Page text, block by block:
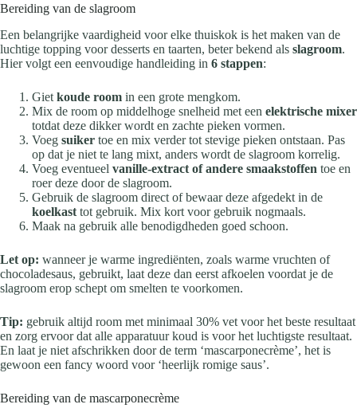
Bereiding van de slagroom
Een belangrijke vaardigheid voor elke thuiskok is het maken van de
luchtige topping voor desserts en taarten, beter bekend als slagroom.
Hier volgt een eenvoudige handleiding in 6 stappen:
Giet koude room in een grote mengkom.
Mix de room op middelhoge snelheid met een elektrische mixer
totdat deze dikker wordt en zachte pieken vormen.
Voeg suiker toe en mix verder tot stevige pieken ontstaan. Pas
op dat je niet te lang mixt, anders wordt de slagroom korrelig.
Voeg eventueel vanille-extract of andere smaakstoffen toe en
roer deze door de slagroom.
Gebruik de slagroom direct of bewaar deze afgedekt in de
koelkast tot gebruik. Mix kort voor gebruik nogmaals.
Maak na gebruik alle benodigdheden goed schoon.
Let op: wanneer je warme ingrediënten, zoals warme vruchten of
chocoladesaus, gebruikt, laat deze dan eerst afkoelen voordat je de
slagroom erop schept om smelten te voorkomen.
Tip: gebruik altijd room met minimaal 30% vet voor het beste resultaat
en zorg ervoor dat alle apparatuur koud is voor het luchtigste resultaat.
En laat je niet afschrikken door de term ‘mascarponecrème’, het is
gewoon een fancy woord voor ‘heerlijk romige saus’.
Bereiding van de mascarponecrème